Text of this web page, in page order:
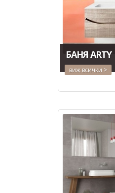
БАНЯ ARTY
виж всички >